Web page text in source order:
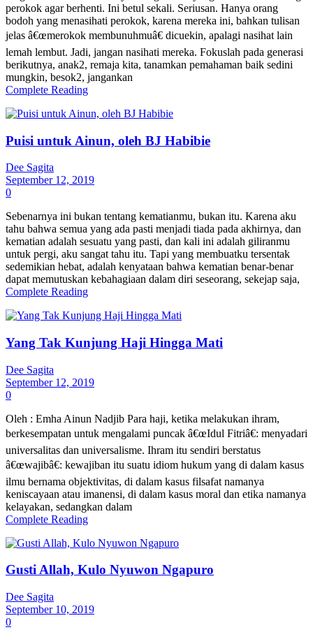
perokok agar berhenti. Ini betul sekali. Seriusan. Hanya orang
bodoh yang menasihati perokok, karena mereka ini, bahkan tulisan
jelas â€œmerokok membunuhmuâ€ dicuekin, apalagi nasihat lain
lemah lembut. Jadi, jangan nasihati mereka. Fokuslah pada generasi
berikutnya, anak2, remaja kita, tanamkan pemahaman baik sedini
mungkin, besok2, jangankan
Complete Reading
Puisi untuk Ainun, oleh BJ Habibie
Dee Sagita
September 12, 2019
0
Sebenarnya ini bukan tentang kematianmu, bukan itu. Karena aku
tahu bahwa semua yang ada pasti menjadi tiada pada akhirnya, dan
kematian adalah sesuatu yang pasti, dan kali ini adalah giliranmu
untuk pergi, aku sangat tahu itu. Tapi yang membuatku tersentak
sedemikian hebat, adalah kenyataan bahwa kematian benar-benar
dapat memutuskan kebahagiaan dalam diri seseorang, sekejap saja,
Complete Reading
Yang Tak Kunjung Haji Hingga Mati
Dee Sagita
September 12, 2019
0
Oleh : Emha Ainun Nadjib Para haji, ketika melakukan ihram,
berkesempatan untuk mengalami puncak â€œIdul Fitriâ€: menyadari
universalitas dan universalisme. Ihram itu sendiri berstatus
â€œwajibâ€: kewajiban itu suatu idiom hukum yang di dalam kasus
ilmu bernama objektivitas, di dalam kasus filsafat namanya
keniscayaan atau imanensi, di dalam kasus moral dan etika namanya
kelayakan, sedangkan dalam
Complete Reading
Gusti Allah, Kulo Nyuwon Ngapuro
Dee Sagita
September 10, 2019
0